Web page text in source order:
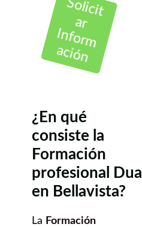
Solicit
ar
Inform
ación
¿En qué
consiste la
Formación
profesional Dual
en Bellavista?
La Formación